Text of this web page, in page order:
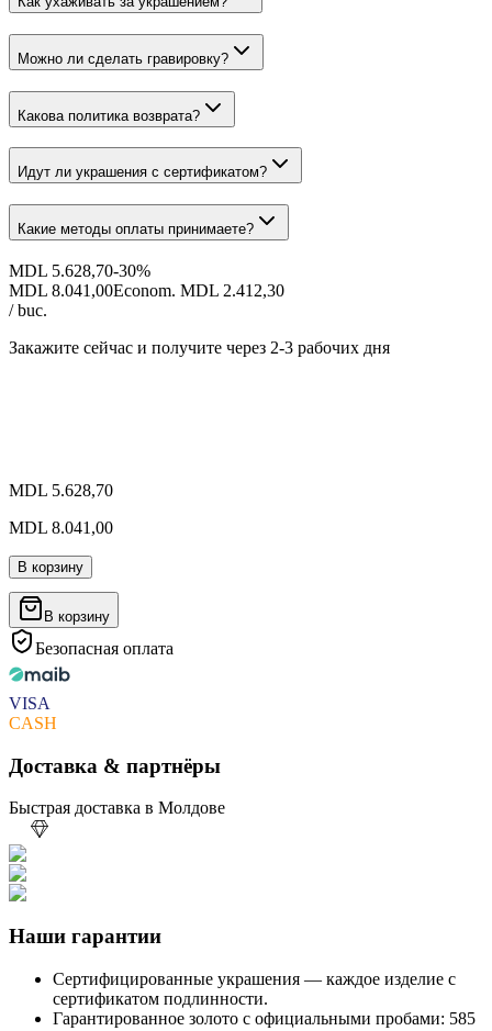
Можно ли сделать гравировку?
Какова политика возврата?
Идут ли украшения с сертификатом?
Какие методы оплаты принимаете?
MDL 5.628,70-30%
MDL 8.041,00Econom. MDL 2.412,30
/ buc.
Закажите сейчас и получите через 2-3 рабочих дня
MDL 5.628,70
MDL 8.041,00
В корзину
В корзину
Безопасная оплата
VISA
CASH
Доставка & партнёры
Быстрая доставка в Молдове
Наши гарантии
Сертифицированные украшения — каждое изделие с
сертификатом подлинности.
Гарантированное золото с официальными пробами: 585